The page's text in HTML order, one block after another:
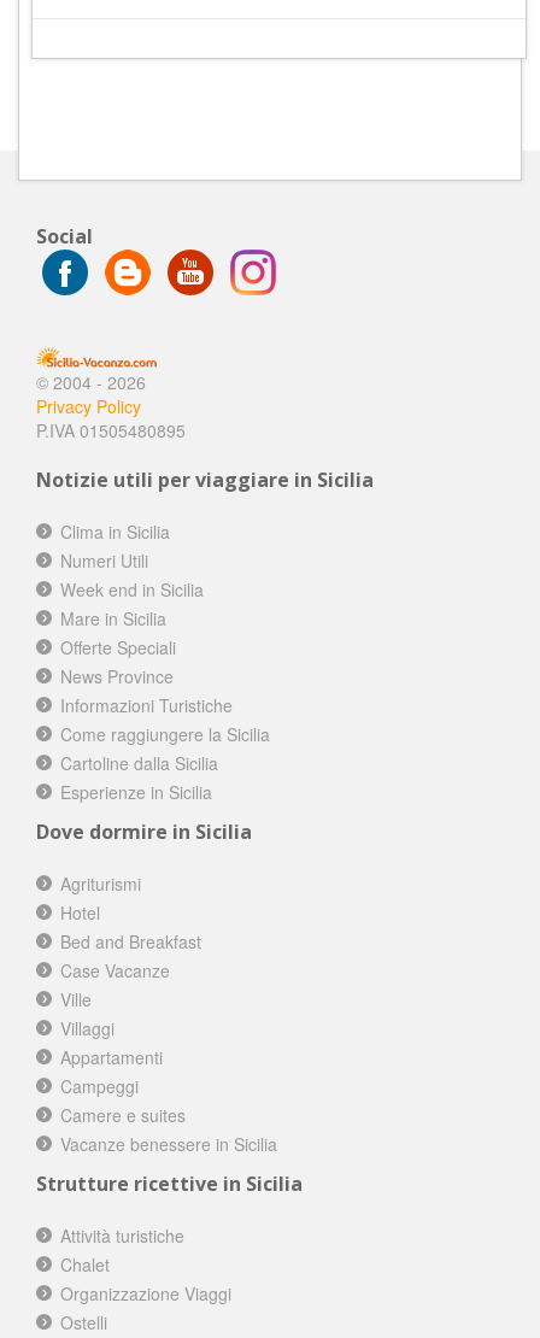
Social
© 2004 - 2026
Privacy Policy
P.IVA 01505480895
Notizie utili per viaggiare in Sicilia
Clima in Sicilia
Numeri Utili
Week end in Sicilia
Mare in Sicilia
Offerte Speciali
News Province
Informazioni Turistiche
Come raggiungere la Sicilia
Cartoline dalla Sicilia
Esperienze in Sicilia
Dove dormire in Sicilia
Agriturismi
Hotel
Bed and Breakfast
Case Vacanze
Ville
Villaggi
Appartamenti
Campeggi
Camere e suites
Vacanze benessere in Sicilia
Strutture ricettive in Sicilia
Attività turistiche
Chalet
Organizzazione Viaggi
Ostelli